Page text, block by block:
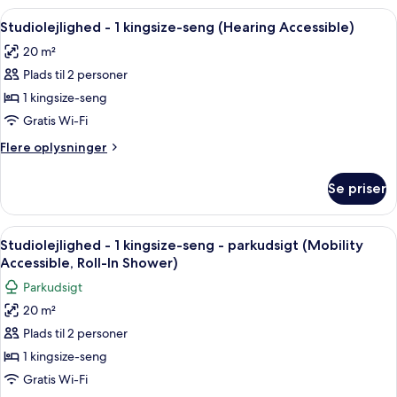
Square)
kingsize-
udsigt
flod
(Times
Indlæs
alle
billeder
af
Studiolejlighed
-
1
kingsize-
(Hearing
Accessible)
Et hotelværelse med en stor seng,
8
Studiolejlighed - 1 kingsize-seng (Hearing Accessible)
20 m²
Plads til 2 personer
1 kingsize-seng
Gratis Wi-Fi
Flere oplysninger
Flere
-
kingsize-
seng
Accessible)
Se priser
Indlæs
alle
billeder
af
Studiolejlighed
-
1
kingsize-
Et hotelværelse med en stor seng,
9
Studiolejlighed - 1 kingsize-seng - parkudsigt (Mobility
Accessible, Roll-In Shower)
Parkudsigt
20 m²
Plads til 2 personer
1 kingsize-seng
Gratis Wi-Fi